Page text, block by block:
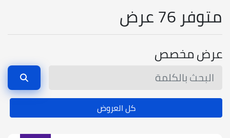
متوفر 76 عرض
عرض مخصص
كل العروض